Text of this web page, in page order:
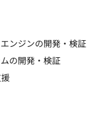
ンジンの開発・検証
の開発・検証